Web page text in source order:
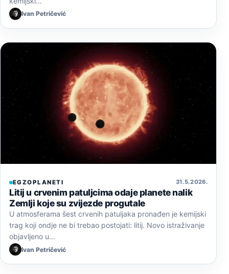
Ivan Petričević
EGZOPLANETI 31. 5. 2026.
Litij u crvenim patuljcima odaje planete nalik
Zemlji koje su zvijezde progutale
U atmosferama šest crvenih patuljaka pronađen je kemijski
trag koji ondje ne bi trebao postojati: litij. Novo istraživanje
objavljeno u…
Ivan Petričević